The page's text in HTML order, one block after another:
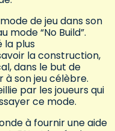
de jeu dans son
mode “No Build”.
la plus
la construction,
dans le but de
son jeu célèbre.
par les joueurs qui
ce mode.
à fournir une aide